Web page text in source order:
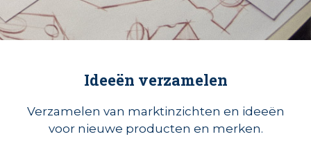
Product ontwikkeling
Voorkeuren achterhalen om nieuwe
concepten te optimaliseren.